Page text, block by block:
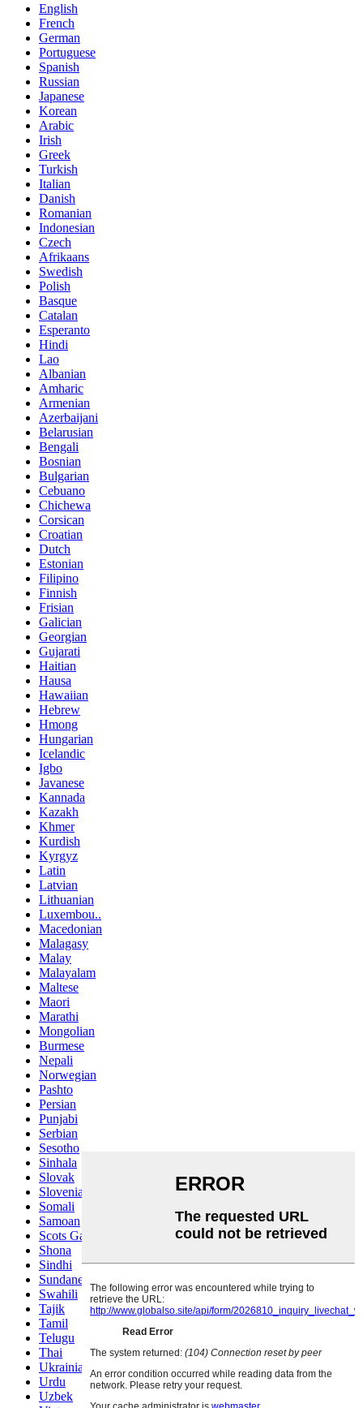
English
French
German
Portuguese
Spanish
Russian
Japanese
Korean
Arabic
Irish
Greek
Turkish
Italian
Danish
Romanian
Indonesian
Czech
Afrikaans
Swedish
Polish
Basque
Catalan
Esperanto
Hindi
Lao
Albanian
Amharic
Armenian
Azerbaijani
Belarusian
Bengali
Bosnian
Bulgarian
Cebuano
Chichewa
Corsican
Croatian
Dutch
Estonian
Filipino
Finnish
Frisian
Galician
Georgian
Gujarati
Haitian
Hausa
Hawaiian
Hebrew
Hmong
Hungarian
Icelandic
Igbo
Javanese
Kannada
Kazakh
Khmer
Kurdish
Kyrgyz
Latin
Latvian
Lithuanian
Luxembou..
Macedonian
Malagasy
Malay
Malayalam
Maltese
Maori
Marathi
Mongolian
Burmese
Nepali
Norwegian
Pashto
Persian
Punjabi
Serbian
Sesotho
Sinhala
Slovak
Slovenian
Somali
Samoan
Scots Gaelic
Shona
Sindhi
Sundanese
Swahili
Tajik
Tamil
Telugu
Thai
Ukrainian
Urdu
Uzbek